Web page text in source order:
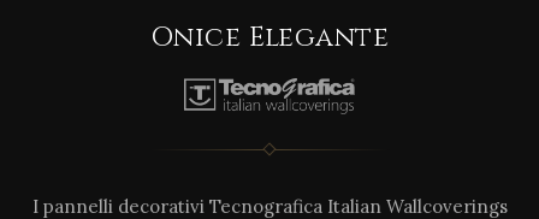
Onice Elegante
I pannelli decorativi Tecnografica Italian Wallcoverings